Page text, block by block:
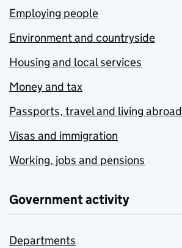
Employing people
Environment and countryside
Housing and local services
Money and tax
Passports, travel and living abroad
Visas and immigration
Working, jobs and pensions
Government activity
Departments